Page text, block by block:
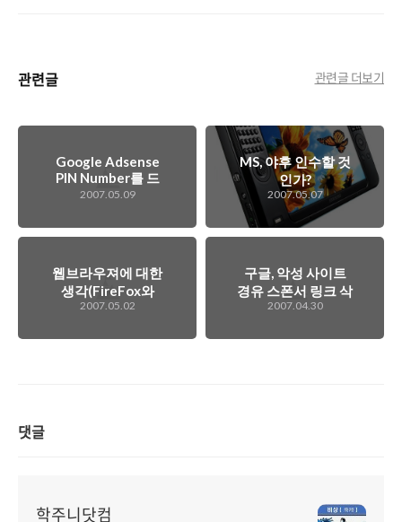
관련글 관련글 더보기
Google Adsense
PIN Number를 드
디어 받다!!!
2007.05.09
MS, 야후 인수할 것
인가?
2007.05.07
웹브라우져에 대한
생각(FireFox와
Opera)..
2007.05.02
구글, 악성 사이트
경유 스폰서 링크 삭
제
2007.04.30
댓글
학주니닷컴